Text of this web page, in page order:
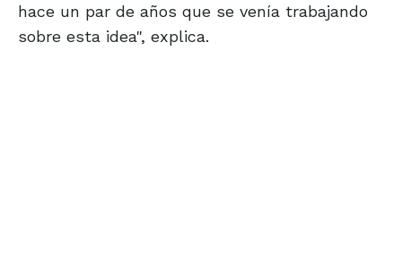
hace un par de años que se venía trabajando
sobre esta idea", explica.